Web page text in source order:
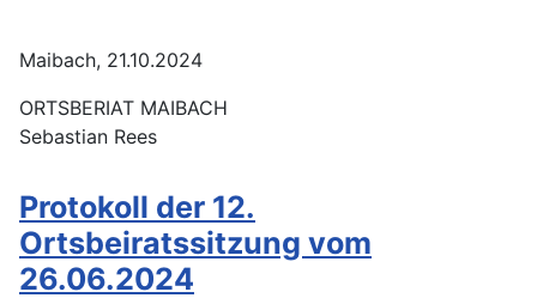
Maibach, 21.10.2024
ORTSBERIAT MAIBACH
Sebastian Rees
Protokoll der 12.
Ortsbeiratssitzung vom
26.06.2024